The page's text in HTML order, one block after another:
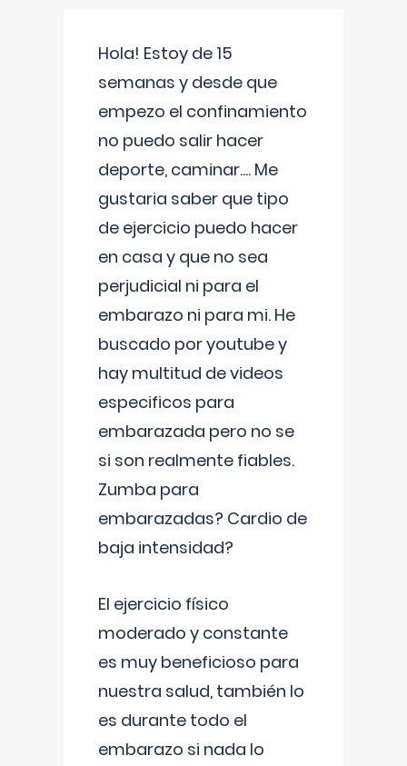
Hola! Estoy de 15
semanas y desde que
empezo el confinamiento
no puedo salir hacer
deporte, caminar.... Me
gustaria saber que tipo
de ejercicio puedo hacer
en casa y que no sea
perjudicial ni para el
embarazo ni para mi. He
buscado por youtube y
hay multitud de videos
especificos para
embarazada pero no se
si son realmente fiables.
Zumba para
embarazadas? Cardio de
baja intensidad?
El ejercicio físico
moderado y constante
es muy beneficioso para
nuestra salud, también lo
es durante todo el
embarazo si nada lo